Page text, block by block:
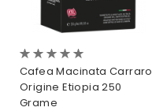
Evaluare:
0%
Cafea Macinata Carraro
Origine Etiopia 250
Grame